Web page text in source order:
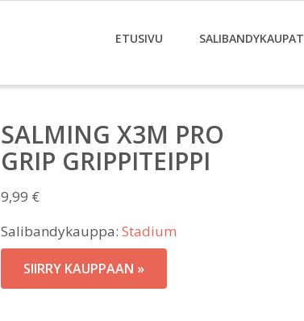
ETUSIVU SALIBANDYKAUPAT
SALMING X3M PRO
GRIP GRIPPITEIPPI
9,99 €
Salibandykauppa: Stadium
SIIRRY KAUPPAAN »